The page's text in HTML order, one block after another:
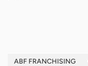
ABF FRANCHISING